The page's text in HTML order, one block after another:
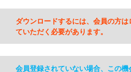
ダウンロードするには、会員の方は
ていただく必要があります。
会員登録されていない場合、この機